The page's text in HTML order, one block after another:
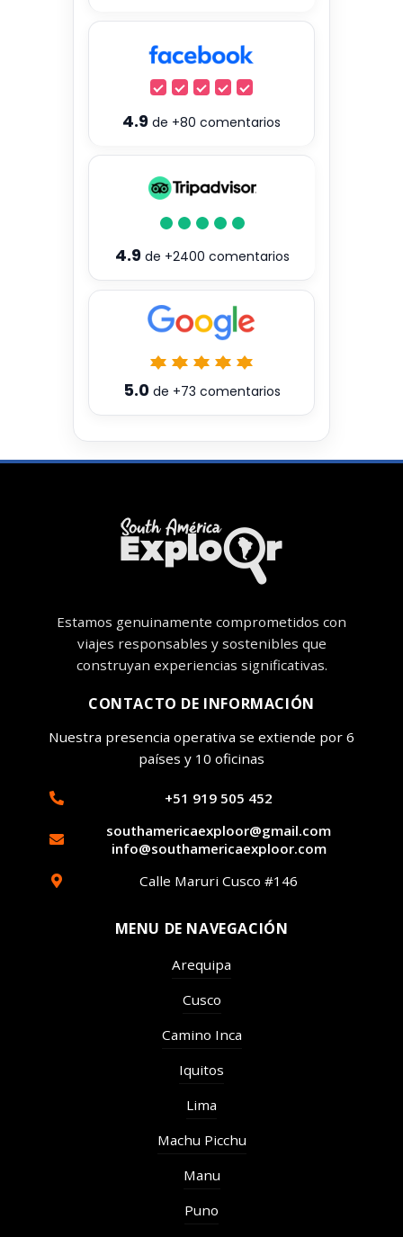
4.9 de +80 comentarios
4.9de +2400 comentarios
5.0de +73 comentarios
Estamos genuinamente comprometidos con
viajes responsables y sostenibles que
construyan experiencias significativas.
CONTACTO DE INFORMACIÓN
Nuestra presencia operativa se extiende por 6
países y 10 oficinas
+51 919 505 452
southamericaexploor@gmail.com
info@southamericaexploor.com
Calle Maruri Cusco #146
MENU DE NAVEGACIÓN
Arequipa
Cusco
Camino Inca
Iquitos
Lima
Machu Picchu
Manu
Puno